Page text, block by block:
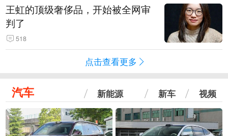
王虹的顶级奢侈品，开始被全网审
判了
518
点击查看更多
汽车 新能源 新车 视频